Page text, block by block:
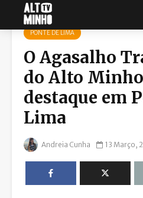
PONTE DE LIMA
O Agasalho
do Alto
destaque em
Lima
Andreia Cunha 13 Março,